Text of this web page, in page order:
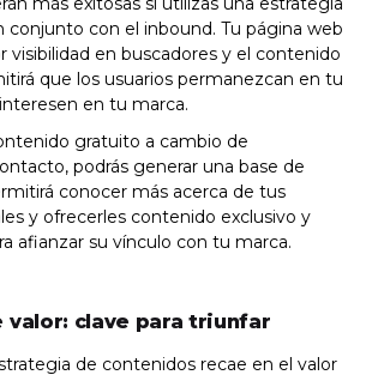
conjunto con el inbound. Tu página web
visibilidad en buscadores y el contenido
que los usuarios permanezcan en tu
en tu marca.
gratuito a cambio de
podrás generar una base de
conocer más acerca de tus
y ofrecerles contenido exclusivo y
afianzar su vínculo con tu marca.
valor: clave para triunfar
de contenidos recae en el valor